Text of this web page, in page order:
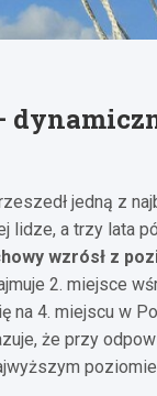
jedną z
lidze, a trzy lata
wzrósł z
2. miejsce
na 4. miejscu w
że przy